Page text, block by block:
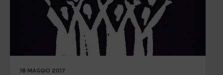
18 MAGGIO 2017